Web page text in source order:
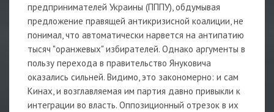
предпринимателей Украины (ПППУ), обдумывая
предложение правящей антикризисной коалиции, не
понимал, что автоматически нарвется на антипатию
тысяч "оранжевых" избирателей. Однако аргументы в
пользу перехода в правительство Януковича
оказались сильней. Видимо, это закономерно: и сам
Кинах, и возглавляемая им партия давно привыкли к
интеграции во власть. Оппозиционный отрезок в их